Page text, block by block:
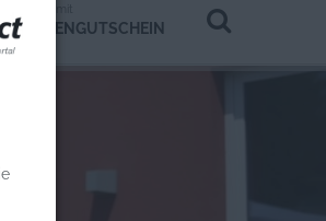
SPENDENGUTSCHEIN